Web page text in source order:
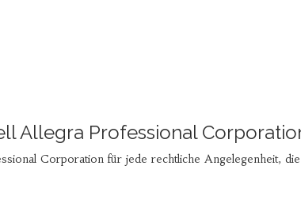
Allegra Professional
Corporation für jede rechtliche Angelegenheit,